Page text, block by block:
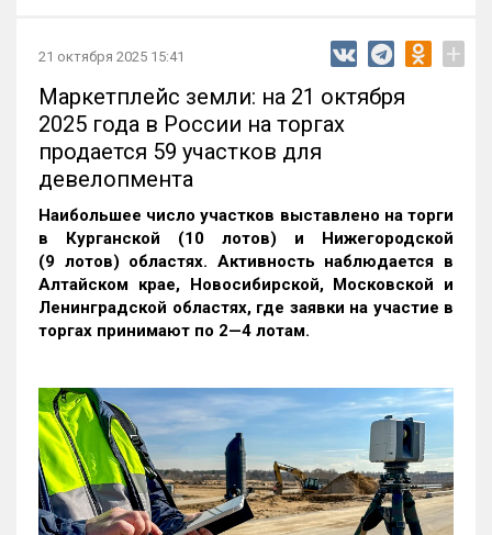
21 октября 2025 15:41 +
Маркетплейс земли: на 21 октября
2025 года в России на торгах
продается 59 участков для
девелопмента
Наибольшее число участков выставлено на торги
в Курганской (10 лотов) и Нижегородской
(9 лотов) областях. Активность наблюдается в
Алтайском крае, Новосибирской, Московской и
Ленинградской областях, где заявки на участие в
торгах принимают по 2—4 лотам.